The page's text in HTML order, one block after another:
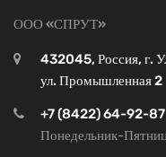
ООО «СПРУТ»
432045, Россия, г.
ул. Промышленная 2
+7 (8422) 64-92-87
Понедельник-